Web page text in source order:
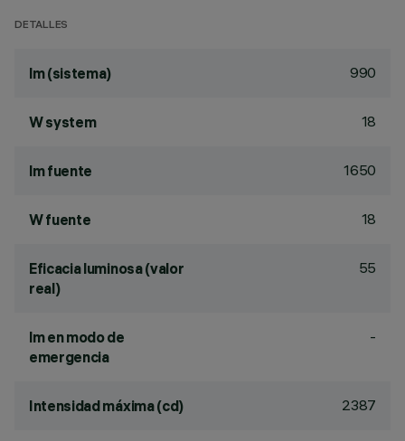
DETALLES
lm (sistema) 990
W system 18
lm fuente 1650
W fuente 18
Eficacia luminosa (valor
real)
55
lm en modo de
emergencia
-
Intensidad máxima (cd) 2387